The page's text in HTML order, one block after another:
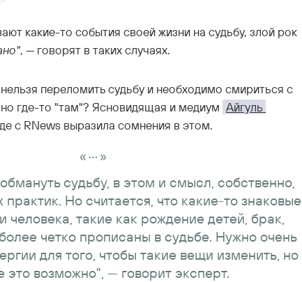
какие-то события своей жизни на судьбу, злой рок
, — говорят в таких случаях.
переломить судьбу и необходимо смириться с
где-то "там"? Ясновидящая и медиум Айгуль
с RNews выразила сомнения в этом.
« ... »
судьбу, в этом и смысл, собственно,
Но считается, что какие-то знаковые
человека, такие как рождение детей, брак,
четко прописаны в судьбе. Нужно очень
для того, чтобы такие вещи изменить, но
это возможно", — говорит эксперт.